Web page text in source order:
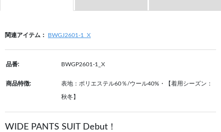
関連アイテム： BWGJ2601-1_X
品番: BWGP2601-1_X
商品特徴: 表地：ポリエステル60％/ウール40%・【着用シーズン：
秋冬】
WIDE PANTS SUIT Debut！